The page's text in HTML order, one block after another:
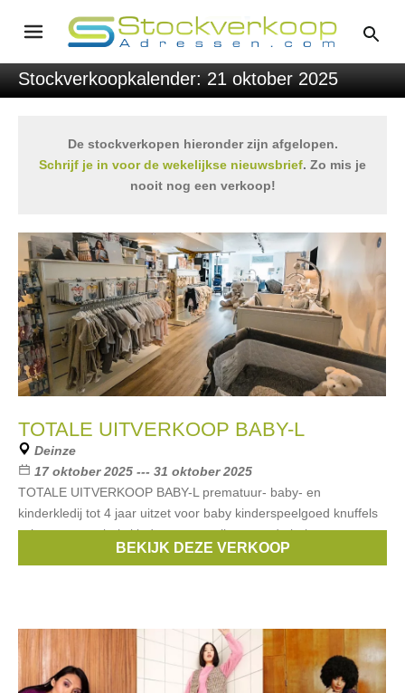
Stockverkoopkalender: 21 oktober 2025
De stockverkopen hieronder zijn afgelopen.
Schrijf je in voor de wekelijkse nieuwsbrief. Zo mis je
nooit nog een verkoop!
TOTALE UITVERKOOP BABY-L
Deinze
17 oktober 2025 --- 31 oktober 2025
TOTALE UITVERKOOP BABY-L prematuur- baby- en
kinderkledij tot 4 jaar uitzet voor baby kinderspeelgoed knuffels
schoenen meubels kinderwagens alles voor de baby
,Cybex, Stabifoot ,Little dutch
BEKIJK DEZE VERKOOP